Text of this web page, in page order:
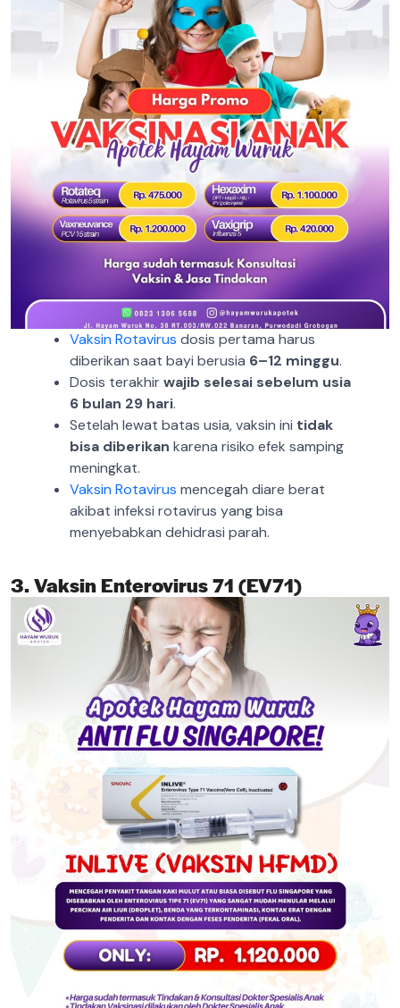
Vaksin Rotavirus dosis pertama harus
diberikan saat bayi berusia 6–12 minggu.
Dosis terakhirwajib selesai sebelum usia
6 bulan 29 hari.
Setelah lewat batas usia, vaksin ini tidak
bisa diberikan karena risiko efek samping
meningkat.
Vaksin Rotavirus mencegah diare berat
akibat infeksi rotavirus yang bisa
menyebabkan dehidrasi parah.
3. Vaksin Enterovirus 71 (EV71)